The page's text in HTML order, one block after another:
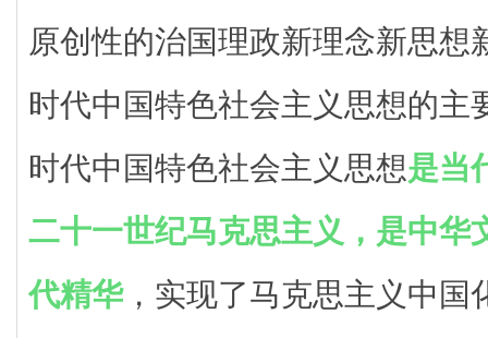
原创性的治国理政新理念新思想
时代中国特色社会主义思想的主
时代中国特色社会主义思想是当
二十一世纪马克思主义，是中华
代精华，实现了马克思主义中国